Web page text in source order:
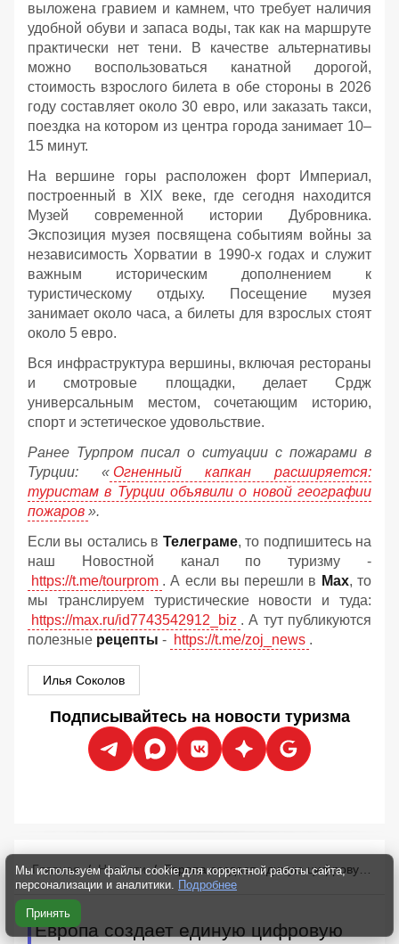
выложена гравием и камнем, что требует наличия
удобной обуви и запаса воды, так как на маршруте
практически нет тени. В качестве альтернативы
можно воспользоваться канатной дорогой,
стоимость взрослого билета в обе стороны в 2026
году составляет около 30 евро, или заказать такси,
поездка на котором из центра города занимает 10–
15 минут.
На вершине горы расположен форт Империал,
построенный в XIX веке, где сегодня находится
Музей современной истории Дубровника.
Экспозиция музея посвящена событиям войны за
независимость Хорватии в 1990-х годах и служит
важным историческим дополнением к
туристическому отдыху. Посещение музея
занимает около часа, а билеты для взрослых стоят
около 5 евро.
Вся инфраструктура вершины, включая рестораны
и смотровые площадки, делает Срдж
универсальным местом, сочетающим историю,
спорт и эстетическое удовольствие.
Ранее Турпром писал о ситуации с пожарами в
Турции: « Огненный капкан расширяется:
туристам в Турции объявили о новой географии
пожаров ».
Если вы остались в Телеграме, то подпишитесь на
наш Новостной канал по туризму -
https://t.me/tourprom . А если вы перешли в Мах, то
мы транслируем туристические новости и туда:
https://max.ru/id7743542912_biz . А тут публикуются
полезные рецепты - https://t.me/zoj_news .
Илья Соколов
Подписывайтесь на новости туризма
Главная / Новости / Европа создает единую цифровую сеть для управления туристическими потоками
Европа создает единую цифровую
Мы используем файлы cookie для корректной работы сайта,
персонализации и аналитики. Подробнее
Принять